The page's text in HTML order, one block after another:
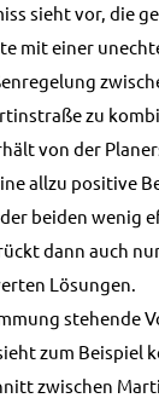
sieht vor, die
mit einer
zu
von der
allzu positive
beiden wenig
dann auch
Lösungen.
stehende
zum Beispiel
zwischen